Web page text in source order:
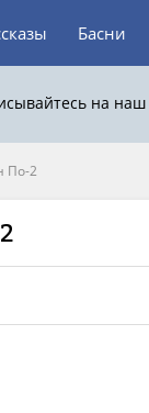
Басни
на наш
По-2